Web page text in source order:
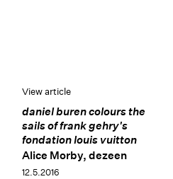
View article
daniel buren colours the
sails of frank gehry's
fondation louis vuitton
Alice Morby, dezeen
12.5.2016